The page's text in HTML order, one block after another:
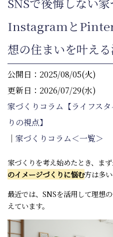
Instagramと
想の住まいを叶え
公開日：2025/08/05(火)
更新日：2026/07/29(水)
家づくりコラム【ライフスタ
りの視点】
｜ 家づくりコラム＜一覧＞
家づくりを考え始めたとき、ま
のイメージづくりに悩む方は多
最近では、SNSを活用して理想
えています。